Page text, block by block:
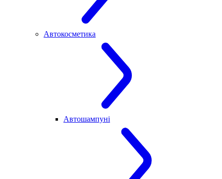
Автокосметика
Автошампуні